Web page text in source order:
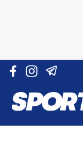
Vai al contenuto